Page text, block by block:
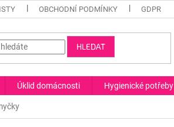
OBCHODNÍ PODMÍNKY GDPR
HLEDAT
Úklid domácnosti Hygienické potřeby